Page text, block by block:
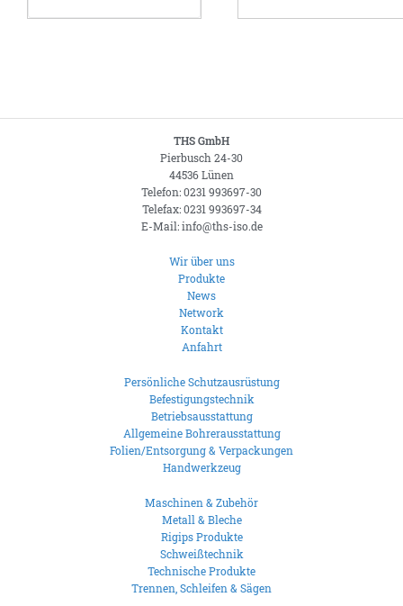
THS GmbH
Pierbusch 24-30
44536 Lünen
Telefon: 0231 993697-30
Telefax: 0231 993697-34
E-Mail: info@ths-iso.de
Wir über uns
Produkte
News
Network
Kontakt
Anfahrt
Persönliche Schutzausrüstung
Befestigungstechnik
Betriebsausstattung
Allgemeine Bohrerausstattung
Folien/Entsorgung & Verpackungen
Handwerkzeug
Maschinen & Zubehör
Metall & Bleche
Rigips Produkte
Schweißtechnik
Technische Produkte
Trennen, Schleifen & Sägen